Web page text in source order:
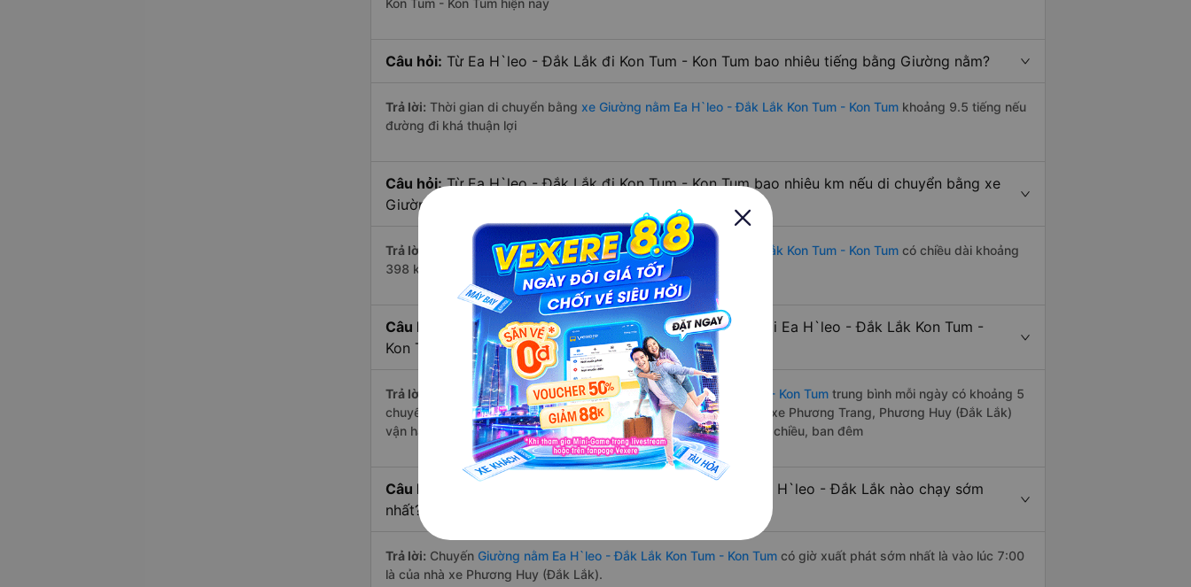
Kon Tum - Kon Tum hiện nay
Câu hỏi: Từ Ea H`leo - Đắk Lắk đi Kon Tum - Kon Tum bao nhiêu tiếng bằng Giường nằm?
Trả lời: Thời gian di chuyển bằng xe Giường nằm Ea H`leo - Đắk Lắk Kon Tum - Kon Tum khoảng 9.5 tiếng nếu
đường đi khá thuận lợi
Câu hỏi:Từ Ea H`leo - Đắk Lắk đi Kon Tum - Kon Tum bao nhiêu km nếu di chuyển bằng xe
Giường nằm?
Trả lời: Đường di chuyển bằngxe Giường nằm đi Ea H`leo - Đắk Lắk Kon Tum - Kon Tum có chiều dài khoảng
398 km.
Câu hỏi:
Mỗi ngày có bao nhiêu chuyến xe Giường nằm đi Ea H`leo - Đắk Lắk Kon Tum -
Kon Tum?
Trả lời: Tuyến đườngxe Giường nằm Ea H`leo - Đắk Lắk Kon Tum - Kon Tum trung bình mỗi ngày có khoảng 5
chuyến trên
Vexere.combắt đầu từ 7:00 đến 19:15 bởi 2 nhà xe: xe Phương Trang, Phương Huy (Đắk Lắk)
vận hành. Các giờ xe chạy có đầy đủ cả ban ngày, buổi trưa, buổi chiều, ban đêm
Câu hỏi:
Nhà xe Giường nằm đi Kon Tum - Kon Tum từ Ea H`leo - Đắk Lắk nào chạy sớm
nhất?
Trả lời: Chuyến Giường nằm Ea H`leo - Đắk Lắk Kon Tum - Kon Tum có giờ xuất phát sớm nhất là vào lúc 7:00
là của nhà xe Phương Huy (Đắk Lắk).